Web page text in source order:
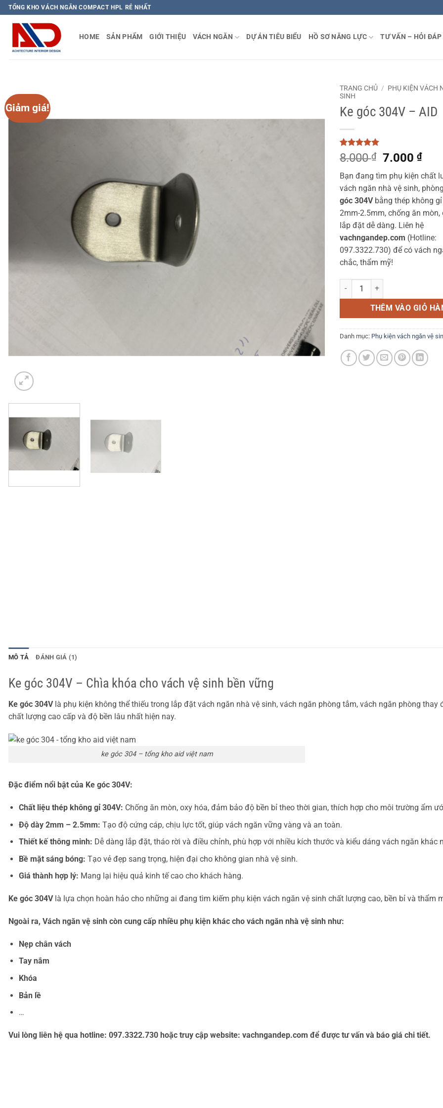
Bỏ
qua
TỔNG KHO VÁCH NGĂN COMPACT HPL RẺ NHẤT
HOME SẢN PHẨM GIỚI THIỆU VÁCH NGĂN DỰ ÁN TIÊU BIỂU HỒ SƠ NĂNG LỰC TƯ VẤN – HỎI ĐÁP
Giảm giá!
TRANG CHỦ / PHỤ KIỆN VÁCH
SINH
Ke góc 304V – AID
5trên 5
dựa trên
1
8.000₫
Giá
gốc
là:
8.000 ₫.
7.000₫Giá
tại
là:
Bạn đang tìm phụ kiện chất
vách ngăn nhà vệ sinh,
góc 304Vbằng thép không
2mm-2.5mm, chống ăn mòn,
lắp đặt dễ dàng. Liên hệ
vachngandep.com (Hotline:
097.3322.730) để có vách
chắc, thẩm mỹ!
Ke góc 304V - AID số lượng
THÊM VÀO GIỎ
Danh mục: Phụ kiện vách ngăn vệ
MÔ TẢ ĐÁNH GIÁ (1)
Ke góc 304V – Chìa khóa cho vách vệ sinh bền vững
Ke góc 304Vlà phụ kiện không thể thiếu trong lắp đặt vách ngăn nhà vệ sinh, vách ngăn phòng tắm, vách ngăn phòng
chất lượng cao cấp và độ bền lâu nhất hiện nay.
ke góc 304 – tổng kho aid việt nam
Đặc điểm nổi bật của Ke góc 304V:
Chất liệu thép không gỉ 304V: Chống ăn mòn, oxy hóa, đảm bảo độ bền bỉ theo thời gian, thích hợp cho môi trường ẩm
Độ dày 2mm – 2.5mm: Tạo độ cứng cáp, chịu lực tốt, giúp vách ngăn vững vàng và an toàn.
Thiết kế thông minh: Dễ dàng lắp đặt, tháo rời và điều chỉnh, phù hợp với nhiều kích thước và kiểu dáng vách ngăn khác
Bề mặt sáng bóng: Tạo vẻ đẹp sang trọng, hiện đại cho không gian nhà vệ sinh.
Giá thành hợp lý: Mang lại hiệu quả kinh tế cao cho khách hàng.
Ke góc 304Vlà lựa chọn hoàn hảo cho những ai đang tìm kiếm phụ kiện vách ngăn vệ sinh chất lượng cao, bền bỉ và thẩm
Ngoài ra, Vách ngăn vệ sinh còn cung cấp nhiều phụ kiện khác cho vách ngăn nhà vệ sinh như:
Nẹp chân vách
Tay nắm
Khóa
Bản lề
…
Vui lòng liên hệ qua hotline: 097.3322.730 hoặc truy cập website: vachngandep.com để được tư vấn và báo giá chi tiết.